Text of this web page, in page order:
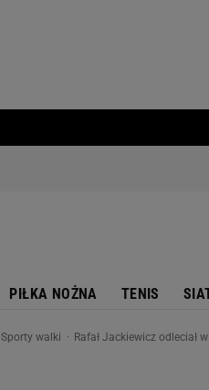
PIŁKA NOŻNA TENIS
Sporty walki Rafał Jackiewicz odleciał